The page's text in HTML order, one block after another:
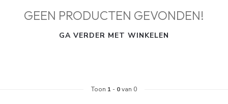
GEEN PRODUCTEN GEVONDEN!
GA VERDER MET WINKELEN
Toon 1 - 0van 0